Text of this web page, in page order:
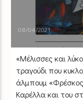
08/04/2021
«Μέλισσες και
τραγούδι που
άλμπουμ
Καρέλλα και του